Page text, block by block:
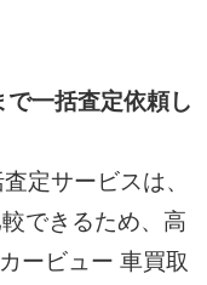
一括査定依頼し
定サービスは、
できるため、高
ービュー 車買取